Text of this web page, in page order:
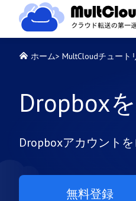
ホーム> MultCloudチュート
Dropbox
Dropboxアカウント
無料登録